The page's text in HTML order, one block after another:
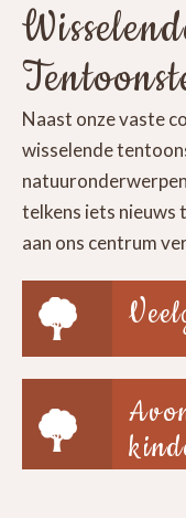
Naast onze vaste
wisselende
telkens iets nieuws
aan ons centrum